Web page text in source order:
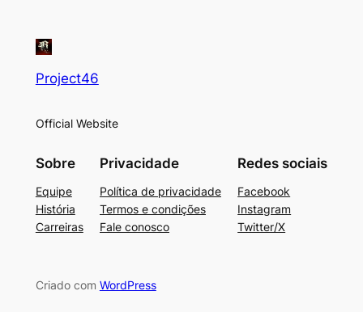
Project46
Official Website
Sobre
Equipe
História
Carreiras
Privacidade
Política de privacidade
Termos e condições
Fale conosco
Redes sociais
Facebook
Instagram
Twitter/X
Criado com WordPress